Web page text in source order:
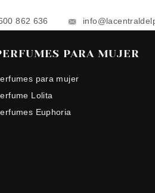
862 636
PARA MUJER
para mujer
Lolita
Euphoria